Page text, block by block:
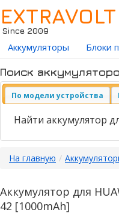
EXTRAVOLT
Since 2009
Аккумуляторы Блоки
Поиск
По модели устройства
Найти аккумулятор
На главную /
Аккумулятор для
42 [1000mAh]